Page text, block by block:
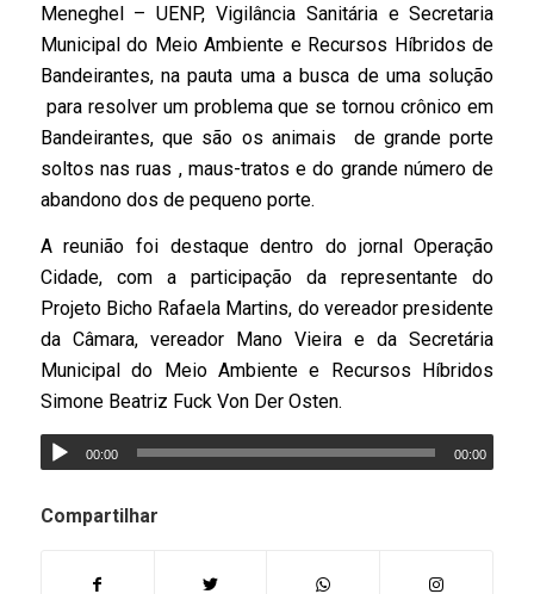
Meneghel – UENP, Vigilância Sanitária e Secretaria
Municipal do Meio Ambiente e Recursos Híbridos de
Bandeirantes, na pauta uma a busca de uma solução
para resolver um problema que se tornou crônico em
Bandeirantes, que são os animais de grande porte
soltos nas ruas , maus-tratos e do grande número de
abandono dos de pequeno porte.
A reunião foi destaque dentro do jornal Operação
Cidade, com a participação da representante do
Projeto Bicho Rafaela Martins, do vereador presidente
da Câmara, vereador Mano Vieira e da Secretária
Municipal do Meio Ambiente e Recursos Híbridos
Simone Beatriz Fuck Von Der Osten.
00:00 00:00
Compartilhar